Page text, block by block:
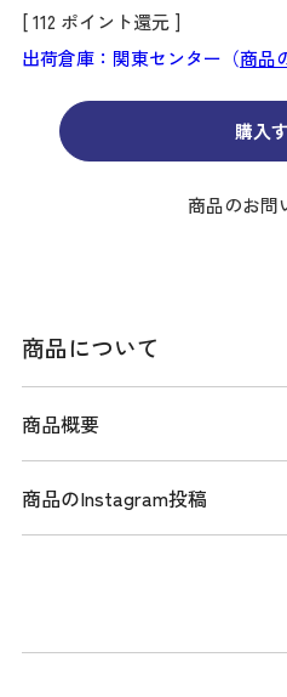
[112 ポイント還元 ]
出荷倉庫：関東センター（商品
購入
商品のお問
商品について
商品概要
商品説明
チクラブ対応のベルクロ付き定
商品のInstagram投稿